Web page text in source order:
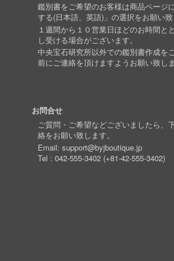
鑑別書をご希望のお客様は商品ページ
する(日本語、英語)」の選択をお願い致
１週間から１０営業日ほどのお時間と
し受ける場合がございます。
中央宝石研究所以外での鑑別書作成を
前にご連絡を頂けますようお願い致しま
お問合せ
ご質問・ご希望などございましたら、
絡をお願い致します。
Email:support@byjboutique.jp
Tel :042-555-3402 (+81-42-555-3402)